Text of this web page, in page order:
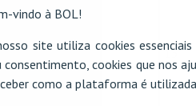
vindo à BOL!
site utiliza cookies
consentimento, cookies que nos
como a plataforma é
11 12 13